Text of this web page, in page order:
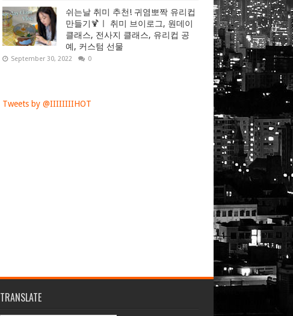
쉬는날 취미 추천! 귀염뽀짝 유리컵
만들기🍹ㅣ 취미 브이로그, 원데이
클래스, 전사지 클래스, 유리컵 공
예, 커스텀 선물
September 30, 2022 0
Tweets by @IIIIIIIIHOT
TRANSLATE